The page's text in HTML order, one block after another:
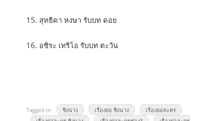
15. สุทธิดา หงษา รับบท ดอย
16. อชิระ เทริโอ รับบท ตะวัน
Tagged in ชิงนาง เรื่องย่อ ชิงนาง
เรื่องย่อละคร